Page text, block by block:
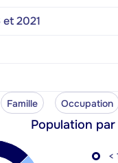
2021
Famille Occupation
Population
<